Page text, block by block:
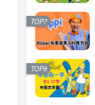
TOP7
TOP8